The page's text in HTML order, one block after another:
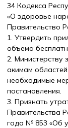
34 Кодекса
«О здоровье
Правительство
1. Утвердить
объема
2. Министерству
акимам
необходимые
постановления.
3. Признать
Правительства
года № 853 «Об